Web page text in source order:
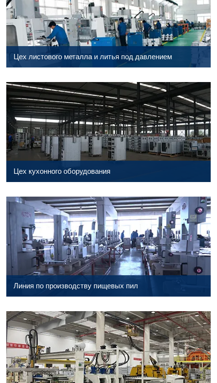
Цех листового металла и литья под давлением
Цех кухонного оборудования
Линия по производству пищевых пил